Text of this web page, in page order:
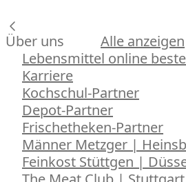
Über uns Alle anzeigen
Lebensmittel online
Karriere
Kochschul-Partner
Depot-Partner
Frischetheken-Partner
Männer Metzger |
Feinkost Stüttgen |